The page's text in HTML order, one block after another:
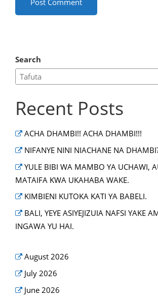
Search
Recent Posts
ACHA DHAMBI!! ACHA DHAMBI!!!
NIFANYE NINI NIACHANE NA
YULE BIBI WA MAMBO YA UCHAWI,
MATAIFA KWA UKAHABA WAKE.
KIMBIENI KUTOKA KATI YA BABELI.
BALI, YEYE ASIYEJIZUIA NAFSI YAKE
INGAWA YU HAI.
August 2026
July 2026
June 2026